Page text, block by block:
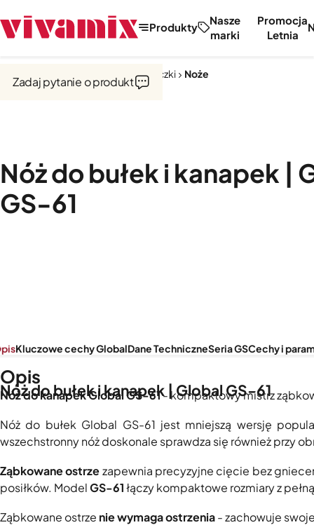
Produkty
Nasze
marki
Promocja
Letnia
Noże, tarki, obieraczki Noże
Nóż do bułek i kanapek |
GS-61
Zadaj pytanie o produkt
Nóż do bułek i kanapek | Global GS-61
Kluczowe cechy GlobalDane TechniczneSeria GSCechy i
Opis
Nóż do kanapek Global GS-61- kompaktowy mistrz
Nóż do bułek Global GS-61 jest mniejszą wersję
wszechstronny nóż doskonale sprawdza się również przy
Ząbkowane ostrzezapewnia precyzyjne cięcie bez
posiłków. ModelGS-61łączy kompaktowe rozmiary z
Ząbkowane ostrze nie wymaga ostrzenia- zachowuje